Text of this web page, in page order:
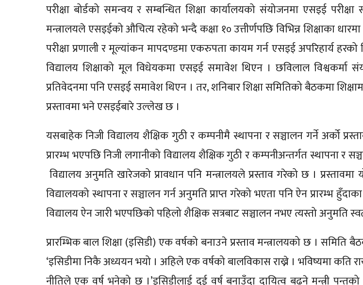
परीक्षा बोर्डको समन्वय र सम्बन्धित शिक्षा कार्यालयको संयोजनमा एसइई
मन्त्रालयले एसइईको औचित्य रहेको भन्दै कक्षा १० उत्तीर्णपछि विभिन्न शिक्षाका
परीक्षा प्रणाली र मूल्यांकन मापदण्डमा एकरुपता कायम गर्न एसइई अपरिहार्य
विद्यालय शिक्षाको मूल विधेयकमा एसइई समावेश थिएन । छविलाल विश्वकर्मा
प्रतिवेदनमा पनि एसइई समावेश थिएन । तर, शनिबार शिक्षा समितिको बैठकमा
प्रस्तावमा भने एसइईबारे उल्लेख छ ।
यसबाहेक निजी विद्यालय शैक्षिक गुठी र कम्पनीमै स्थापना र सञ्चालन गर्ने अर्को
प्रारम्भ भएपछि निजी लगानीको विद्यालय शैक्षिक गुठी र कम्पनीअन्तर्गत स्थापना र
विद्यालय अनुमति खारेजको प्रावधान पनि मन्त्रालयले प्रस्ताव गरेको छ । प्रस्तावमा
विद्यालयको स्थापना र सञ्चालन गर्न अनुमति प्राप्त गरेको भएता पनि ऐन प्रारम्भ
विद्यालय ऐन जारी भएपछिको पहिलो शैक्षिक सत्रबाट सञ्चालन नभए त्यस्तो अनुमति
प्रारम्भिक बाल शिक्षा (इसिडी) एक वर्षको बनाउने प्रस्ताव मन्त्रालयको छ । समिति
‘इसिडीमा निकै अध्ययन भयो । अहिले एक वर्षको बालविकास राख्ने । भविष्यमा कति
नीतिले एक वर्ष भनेको छ ।’इसिडीलाई दुई वर्ष बनाउँदा दायित्व बढ्ने मन्त्री